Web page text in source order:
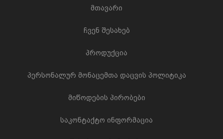
მთავარი
ჩვენ შესახებ
პროდუქცია
პერსონალურ მონაცემთა დაცვის პოლიტიკა
მიწოდების პირობები
საკონტაქტო ინფორმაცია